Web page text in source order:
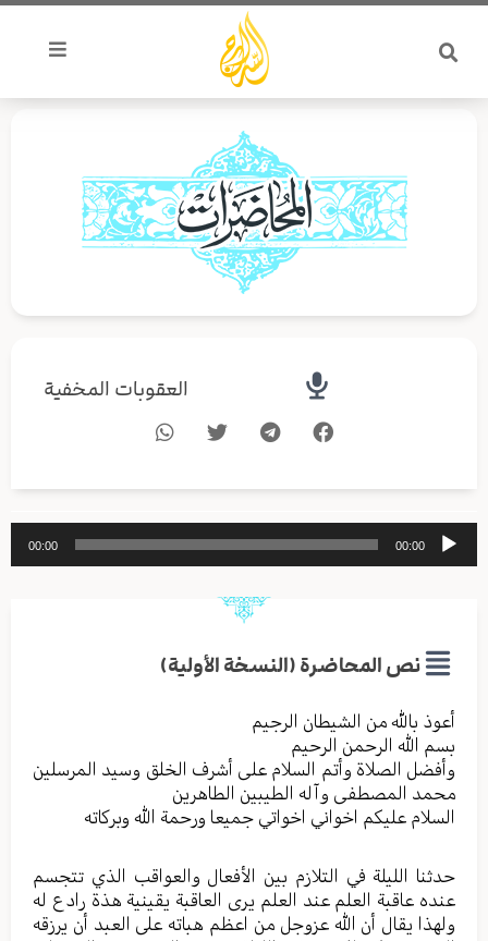
تخطي
المحتوى
العقوبات المخفية
مشغل
الصوت
00:00
00:00
نص المحاضرة (النسخة الأولية)
أعوذ بالله من الشیطان الرجیم
بسم الله الرحمن الرحیم
وأفضل الصلاة وأتم السلام علی أشرف الخلق وسید المرسلین
محمد المصطفی وآله الطیبین الطاهرین
السلام علیکم اخواني اخواتي جمیعا ورحمة الله وبرکاته
حدثنا الليلة في التلازم بين الأفعال والعواقب الذي تتجسم
عنده عاقبة العلم عند العلم يرى العاقبة يقينية هذة رادع له
ولهذا يقال أن الله عزوجل من اعظم هباته على العبد أن يرزقه